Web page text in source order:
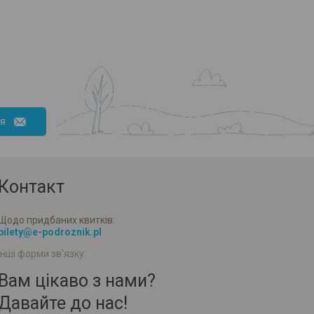
придбаних квитків:
podroznik.pl
форми зв'язку:
цікаво з нами?
до нас!